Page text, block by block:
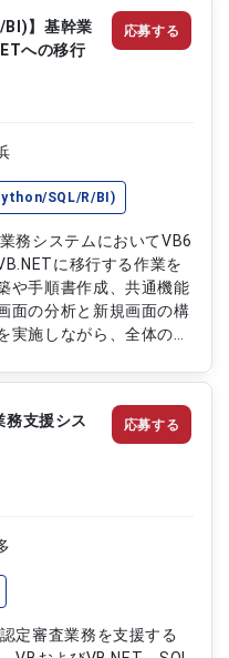
でいただくポジションで
ClassicASPを用いた既
改修 ・PL/SQLを用いた
開発対応 ・プログラム
確認
BI)】基幹業
への移行
SQL/R/BI)
務システムにおいてVB6
に移行する作業を
や手順書作成、共通機能
面の分析と新規画面の構
実施しながら、全体の品
仕様書作成 ・既存VB6
・VB.NETを用いた新
同等機能） ・開発画面
比較検証 ・業務シナリ
と結果検証 ・開発全体
応募する
務支援シス
定審査業務を支援する
応募する